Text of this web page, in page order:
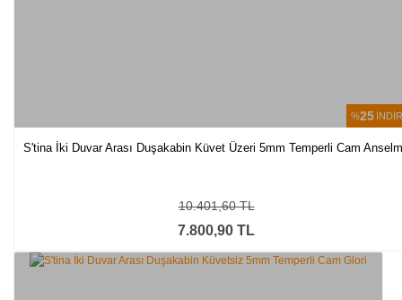
%25
S'tina İki Duvar Arası Duşakabin Küvet Üzeri 5mm Temperli Cam
7.800,90 TL
10.401,60 TL